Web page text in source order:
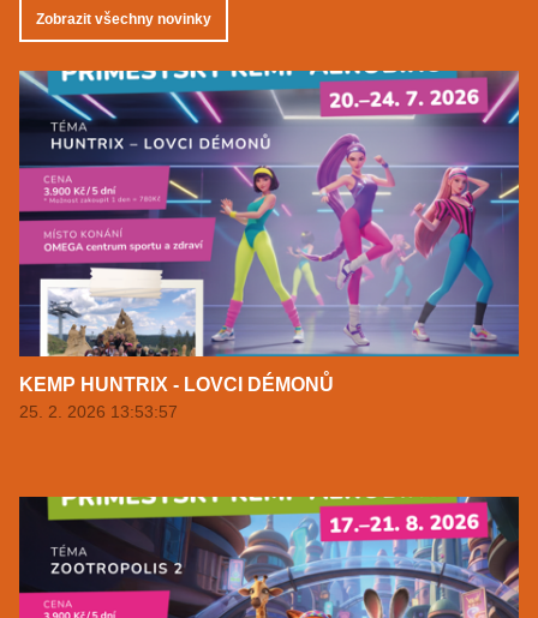
Zobrazit všechny novinky
KEMP HUNTRIX - LOVCI DÉMONŮ
25. 2. 2026 13:53:57